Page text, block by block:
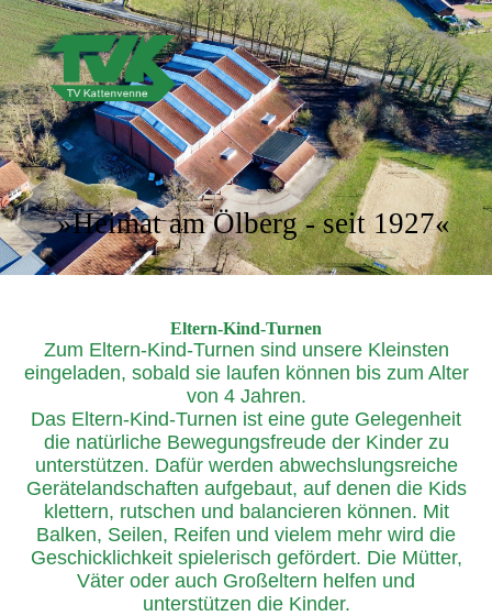
»Heimat am Ölberg - seit 1927«
Eltern-Kind-Turnen
Zum Eltern-Kind-Turnen sind unsere Kleinsten
eingeladen, sobald sie laufen können bis zum Alter
von 4 Jahren.
Das Eltern-Kind-Turnen ist eine gute Gelegenheit
die natürliche Bewegungsfreude der Kinder zu
unterstützen. Dafür werden abwechslungsreiche
Gerätelandschaften aufgebaut, auf denen die Kids
klettern, rutschen und balancieren können. Mit
Balken, Seilen, Reifen und vielem mehr wird die
Geschicklichkeit spielerisch gefördert. Die Mütter,
Väter oder auch Großeltern helfen und
unterstützen die Kinder.